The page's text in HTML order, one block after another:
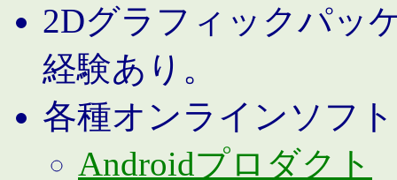
2Dグラフィックパッ
経験あり。
各種オンラインソフ
Androidプロダクト